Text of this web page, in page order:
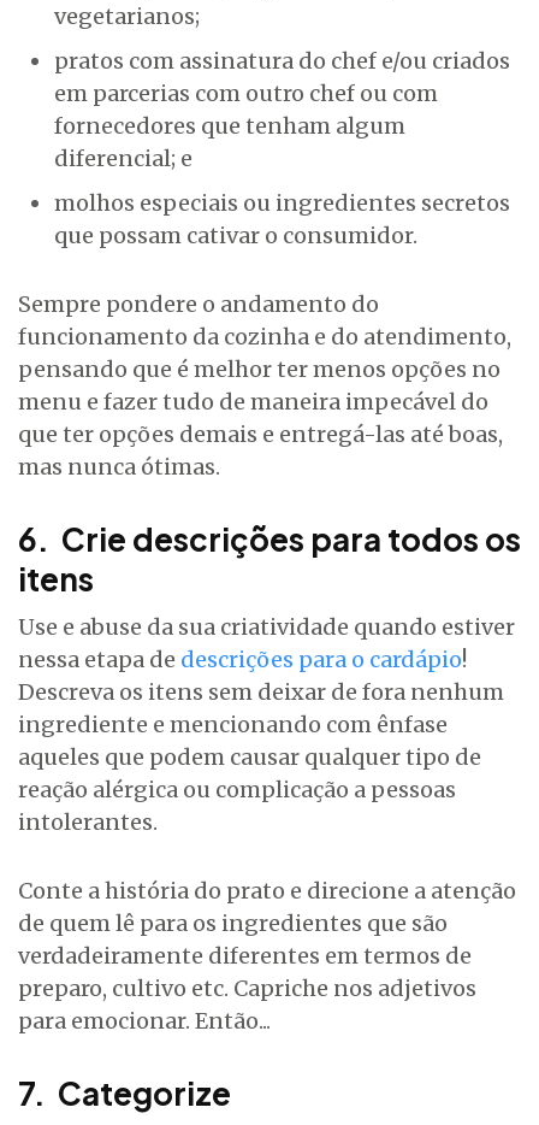
vegetarianos;
pratos com assinatura do chef e/ou criados
em parcerias com outro chef ou com
fornecedores que tenham algum
diferencial; e
molhos especiais ou ingredientes secretos
que possam cativar o consumidor.
Sempre pondere o andamento do
funcionamento da cozinha e do atendimento,
pensando que é melhor ter menos opções no
menu e fazer tudo de maneira impecável do
que ter opções demais e entregá-las até boas,
mas nunca ótimas.
6. Crie descrições para todos os
itens
Use e abuse da sua criatividade quando estiver
nessa etapa de descrições para o cardápio!
Descreva os itens sem deixar de fora nenhum
ingrediente e mencionando com ênfase
aqueles que podem causar qualquer tipo de
reação alérgica ou complicação a pessoas
intolerantes.
Conte a história do prato e direcione a atenção
de quem lê para os ingredientes que são
verdadeiramente diferentes em termos de
preparo, cultivo etc. Capriche nos adjetivos
para emocionar. Então...
7. Categorize